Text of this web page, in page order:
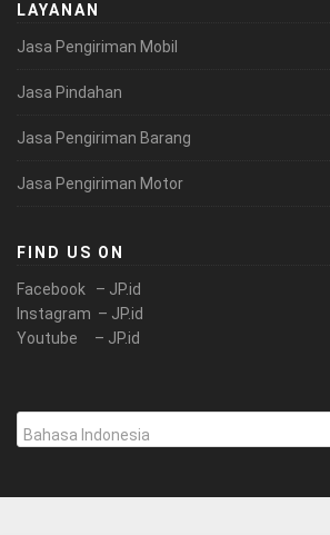
LAYANAN
Jasa Pengiriman Mobil
Jasa Pindahan
Jasa Pengiriman Barang
Jasa Pengiriman Motor
FIND US ON
Facebook – JP.id
Instagram – JP.id
Youtube – JP.id
Pilih
sebuah